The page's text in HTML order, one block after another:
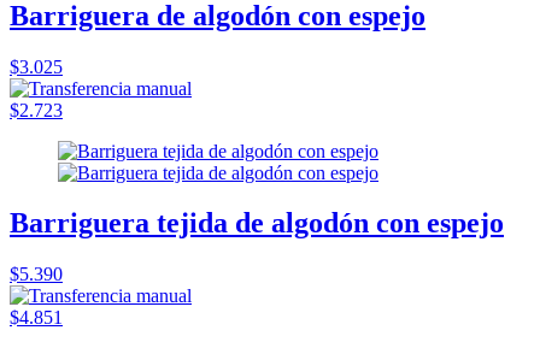
Barriguera de algodón con espejo
$3.025
$2.723
Barriguera tejida de algodón con espejo
$5.390
$4.851